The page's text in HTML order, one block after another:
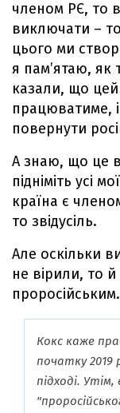
членом РЄ, то
виключати –
цього ми
я пам’ятаю, як
казали, що цей
працюватиме,
повернути
А знаю, що це
підніміть усі
країна є
то звідусіль.
Але оскільки
не вірили, то
проросійським.
Кокс каже
початку 2019
підході.